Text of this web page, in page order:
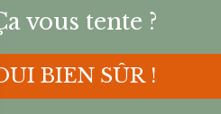
vous tente ?
BIEN SÛR !